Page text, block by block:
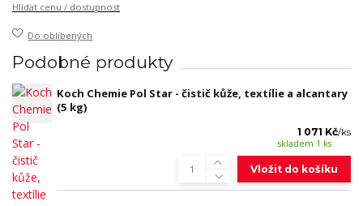
Hlídat cenu / dostupnost
Do oblíbených
Podobné produkty
Koch Chemie Pol Star - čistič kůže, textílie a alcantary
(5 kg)
1 071 Kč/ks
skladem 1 ks
Vložit do košíku